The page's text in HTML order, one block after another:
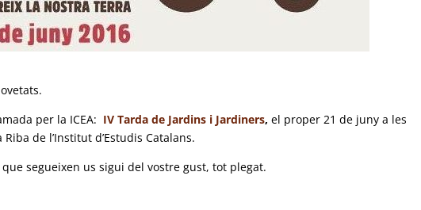
per la ICEA: IV Tarda de Jardins i Jardiners,el proper 21 de juny a les
de l’Institut d’Estudis Catalans.
segueixen us sigui del vostre gust, tot plegat.